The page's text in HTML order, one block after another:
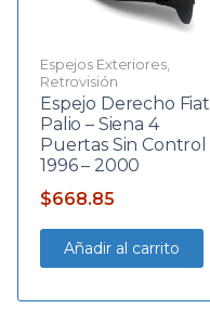
Espejos Exteriores,
Retrovisión
Espejo Derecho Fiat
Palio – Siena 4
Puertas Sin Control
1996 – 2000
$668.85
Añadir al carrito